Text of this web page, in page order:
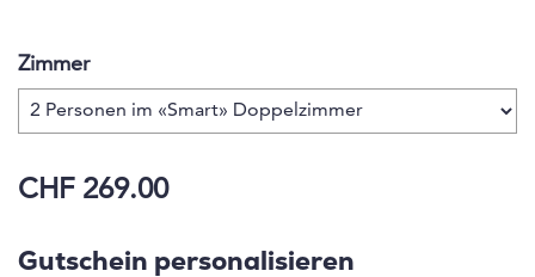
Zimmer
CHF 269.00
Gutschein personalisieren